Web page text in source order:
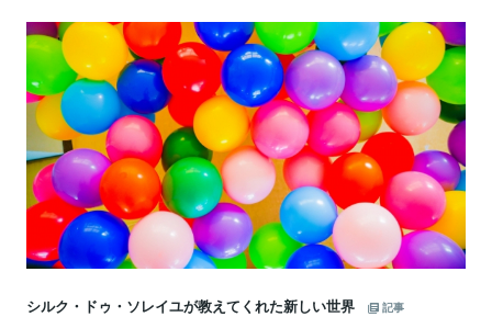
シルク・ドゥ・ソレイユが教えてくれた新しい世界
記事